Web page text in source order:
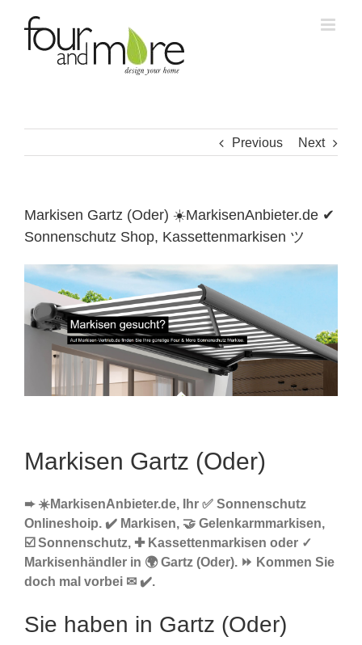
content
Previous Next
Markisen Gartz (Oder) ☀️MarkisenAnbieter.de ✔
Sonnenschutz Shop, Kassettenmarkisen ツ
Markisen Gartz (Oder)
➨ ☀️MarkisenAnbieter.de, Ihr ✅ Sonnenschutz
Onlineshoip. ✔️ Markisen, 🤝 Gelenkarmmarkisen,
☑️ Sonnenschutz, ✚ Kassettenmarkisen oder ✓
Markisenhändler in 🌍 Gartz (Oder). ⏩ Kommen Sie
doch mal vorbei ✉ ✔️.
Sie haben in Gartz (Oder)